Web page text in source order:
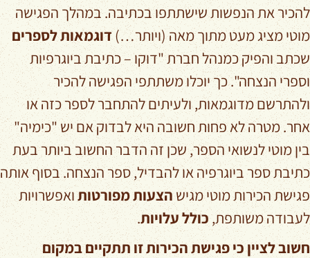
להכיר את הנפשות שישתתפו בכתיבה. במהלך הפגישה
מוטי מציג מעט מתוך מאה (ויותר…)דוגמאות לספרים
שכתב והפיק כמנהל חברת "דוקו – כתיבת ביוגרפיות
וספרי הנצחה". כך יוכלו משתתפי הפגישה להכיר
ולהתרשם מדוגמאות, ולעיתים להתחבר לספר כזה או
אחר. מטרה לא פחות חשובה היא לבדוק אם יש "כימיה"
בין מוטי לנשואי הספר, שכן זה הדבר החשוב ביותר בעת
כתיבת ספר ביוגרפיה או להבדיל, ספר הנצחה. בסוף אותה
פגישת הכירות מוטי מגישהצעות מפורטותואפשרויות
לעבודה משותפת,כולל עלויות.
חשוב לציין כי פגישת הכירות זו תתקיים במקום